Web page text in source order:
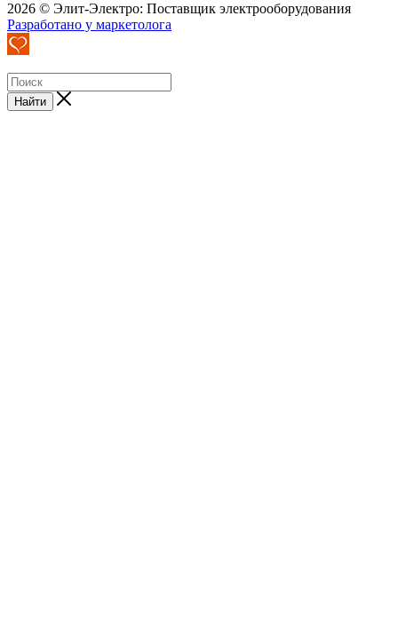
2026 © Элит-Электро: Поставщик электрооборудования
Разработано у маркетолога
Найти